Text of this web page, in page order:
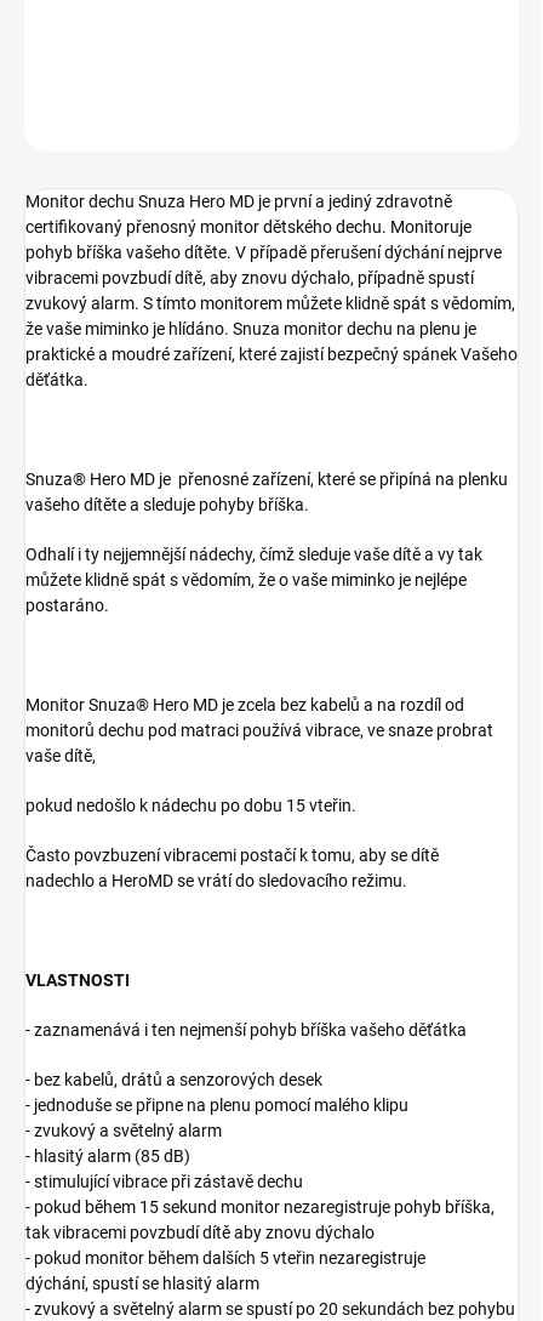
Monitor dechu Snuza Hero MD je první a jediný zdravotně
certifikovaný přenosný monitor dětského dechu. Monitoruje
pohyb bříška vašeho dítěte. V případě přerušení dýchání nejprve
vibracemi povzbudí dítě, aby znovu dýchalo, případně spustí
zvukový alarm. S tímto monitorem můžete klidně spát s vědomím,
že vaše miminko je hlídáno. Snuza monitor dechu na plenu je
praktické a moudré zařízení, které zajistí bezpečný spánek Vašeho
děťátka.
Snuza® Hero MD je přenosné zařízení, které se připíná na plenku
vašeho dítěte a sleduje pohyby bříška.
Odhalí i ty nejjemnější nádechy, čímž sleduje vaše dítě a vy tak
můžete klidně spát s vědomím, že o vaše miminko je nejlépe
postaráno.
Monitor Snuza® Hero MD je zcela bez kabelů a na rozdíl od
monitorů dechu pod matraci používá vibrace, ve snaze probrat
vaše dítě,
pokud nedošlo k nádechu po dobu 15 vteřin.
Často povzbuzení vibracemi postačí k tomu, aby se dítě
nadechlo a HeroMD se vrátí do sledovacího režimu.
VLASTNOSTI
- zaznamenává i ten nejmenší pohyb bříška vašeho děťátka
- bez kabelů, drátů a senzorových desek
- jednoduše se připne na plenu pomocí malého klipu
- zvukový a světelný alarm
- hlasitý alarm (85 dB)
- stimulující vibrace při zástavě dechu
- pokud během 15 sekund monitor nezaregistruje pohyb bříška,
tak vibracemi povzbudí dítě aby znovu dýchalo
- pokud monitor během dalších 5 vteřin nezaregistruje
dýchání, spustí se hlasitý alarm
- zvukový a světelný alarm se spustí po 20 sekundách bez pohybu